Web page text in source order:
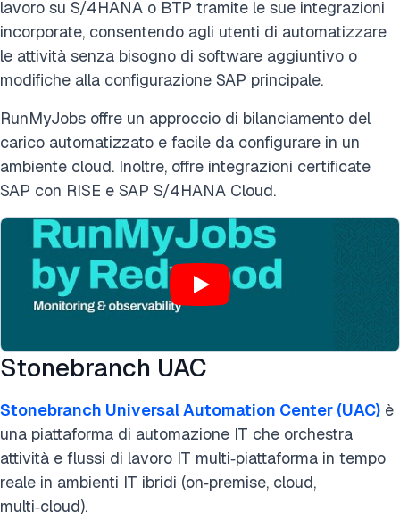
lavoro su S/4HANA o BTP tramite le sue integrazioni
incorporate, consentendo agli utenti di automatizzare
le attività senza bisogno di software aggiuntivo o
modifiche alla configurazione SAP principale.
RunMyJobs offre un approccio di bilanciamento del
carico automatizzato e facile da configurare in un
ambiente cloud. Inoltre, offre integrazioni certificate
SAP con RISE e SAP S/4HANA Cloud.
Stonebranch UAC
Stonebranch Universal Automation Center (UAC) è
una piattaforma di automazione IT che orchestra
attività e flussi di lavoro IT multi‑piattaforma in tempo
reale in ambienti IT ibridi (on‑premise, cloud,
multi‑cloud).